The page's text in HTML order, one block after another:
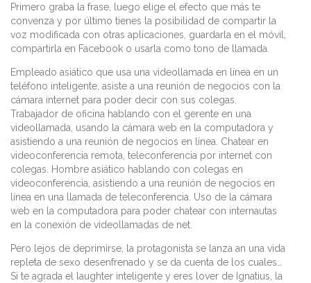
Primero graba la frase, luego elige el efecto que más te
convenza y por último tienes la posibilidad de compartir la
voz modificada con otras aplicaciones, guardarla en el móvil,
compartirla en Facebook o usarla como tono de llamada.
Empleado asiático que usa una videollamada en línea en un
teléfono inteligente, asiste a una reunión de negocios con la
cámara internet para poder decir con sus colegas.
Trabajador de oficina hablando con el gerente en una
videollamada, usando la cámara web en la computadora y
asistiendo a una reunión de negocios en línea. Chatear en
videoconferencia remota, teleconferencia por internet con
colegas. Hombre asiático hablando con colegas en
videoconferencia, asistiendo a una reunión de negocios en
línea en una llamada de teleconferencia. Uso de la cámara
web en la computadora para poder chatear con internautas
en la conexión de videollamadas de net.
Pero lejos de deprimirse, la protagonista se lanza an una vida
repleta de sexo desenfrenado y se da cuenta de los cuales…
Si te agrada el laughter inteligente y eres lover de Ignatius, la